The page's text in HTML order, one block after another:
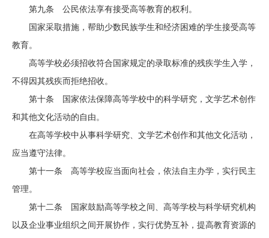
第九条 公民依法享有接受高等教育的权利。
国家采取措施，帮助少数民族学生和经济困难的学生接受高等
教育。
高等学校必须招收符合国家规定的录取标准的残疾学生入学，
不得因其残疾而拒绝招收。
第十条 国家依法保障高等学校中的科学研究，文学艺术创作
和其他文化活动的自由。
在高等学校中从事科学研究、文学艺术创作和其他文化活动，
应当遵守法律。
第十一条 高等学校应当面向社会，依法自主办学，实行民主
管理。
第十二条 国家鼓励高等学校之间、高等学校与科学研究机构
以及企业事业组织之间开展协作，实行优势互补，提高教育资源的